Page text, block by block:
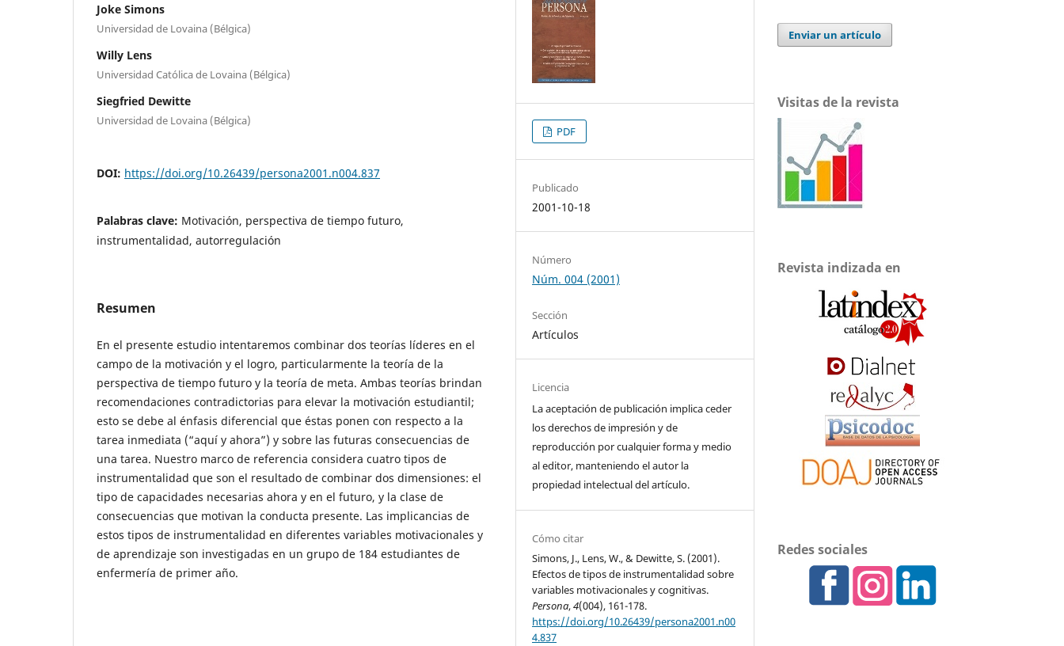
Joke Simons
Universidad de Lovaina (Bélgica)
Willy Lens
Universidad Católica de Lovaina (Bélgica)
Siegfried Dewitte
Universidad de Lovaina (Bélgica)
DOI: https://doi.org/10.26439/persona2001.n004.837
Palabras clave: Motivación, perspectiva de tiempo futuro,
instrumentalidad, autorregulación
Resumen
En el presente estudio intentaremos combinar dos teorías líderes en el
campo de la motivación y el logro, particularmente la teoría de la
perspectiva de tiempo futuro y la teoría de meta. Ambas teorías brindan
recomendaciones contradictorias para elevar la motivación estudiantil;
esto se debe al énfasis diferencial que éstas ponen con respecto a la
tarea inmediata (“aquí y ahora”) y sobre las futuras consecuencias de
una tarea. Nuestro marco de referencia considera cuatro tipos de
instrumentalidad que son el resultado de combinar dos dimensiones: el
tipo de capacidades necesarias ahora y en el futuro, y la clase de
consecuencias que motivan la conducta presente. Las implicancias de
estos tipos de instrumentalidad en diferentes variables motivacionales y
de aprendizaje son investigadas en un grupo de 184 estudiantes de
enfermería de primer año.
PDF
Publicado
2001-10-18
Número
Núm. 004 (2001)
Sección
Artículos
Licencia
La aceptación de publicación implica ceder
los derechos de impresión y de
reproducción por cualquier forma y medio
al editor, manteniendo el autor la
propiedad intelectual del artículo.
Cómo citar
Simons, J., Lens, W., & Dewitte, S. (2001).
Efectos de tipos de instrumentalidad sobre
variables motivacionales y cognitivas.
Persona,4(004), 161-178.
https://doi.org/10.26439/persona2001.n00
4.837
Enviar un artículo
Visitas de la revista
Revista indizada en
Redes sociales